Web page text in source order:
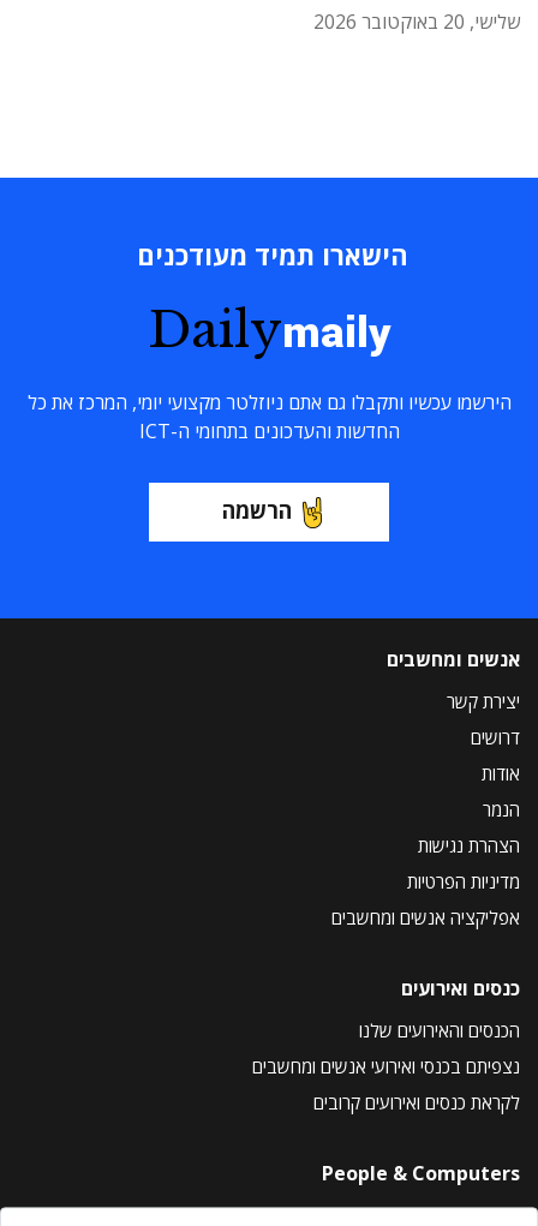
שלישי, 20 באוקטובר 2026
הישארו תמיד מעודכנים
Dailymaily
הירשמו עכשיו ותקבלו גם אתם ניוזלטר מקצועי יומי, המרכז את כל
החדשות והעדכונים בתחומי ה-ICT
הרשמה
אנשים ומחשבים
יצירת קשר
דרושים
אודות
הנמר
הצהרת נגישות
מדיניות הפרטיות
אפליקציה אנשים ומחשבים
כנסים ואירועים
הכנסים והאירועים שלנו
נצפיתם בכנסי ואירועי אנשים ומחשבים
לקראת כנסים ואירועים קרובים
People & Computers
About Us